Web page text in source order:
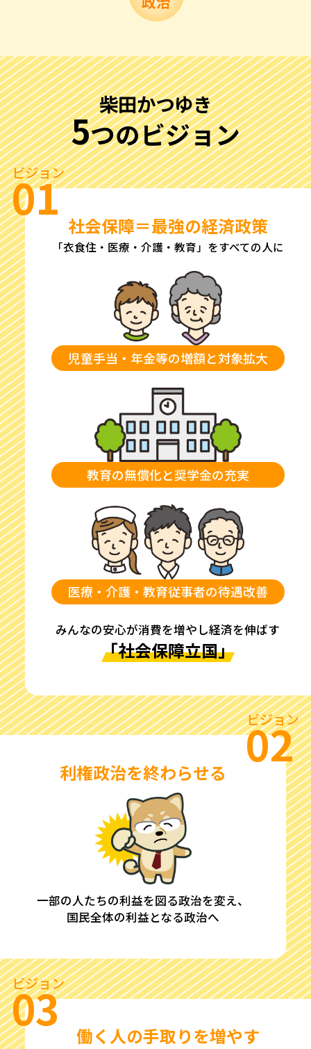
柴田かつゆき
5つのビジョン
ビジョン
01 社会保障＝最強の経済政策
「衣食住・医療・介護・教育」をすべての人に
児童手当・年金等の増額と対象拡大
教育の無償化と奨学金の充実
医療・介護・教育従事者の待遇改善
みんなの安心が消費を増やし経済を伸ばす
「社会保障立国」
ビジョン
02
利権政治を終わらせる
一部の人たちの利益を図る政治を変え、
国民全体の利益となる政治へ
ビジョン
03 働く人の手取りを増やす